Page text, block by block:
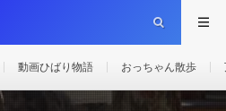
動画ひばり物語 おっちゃん散歩